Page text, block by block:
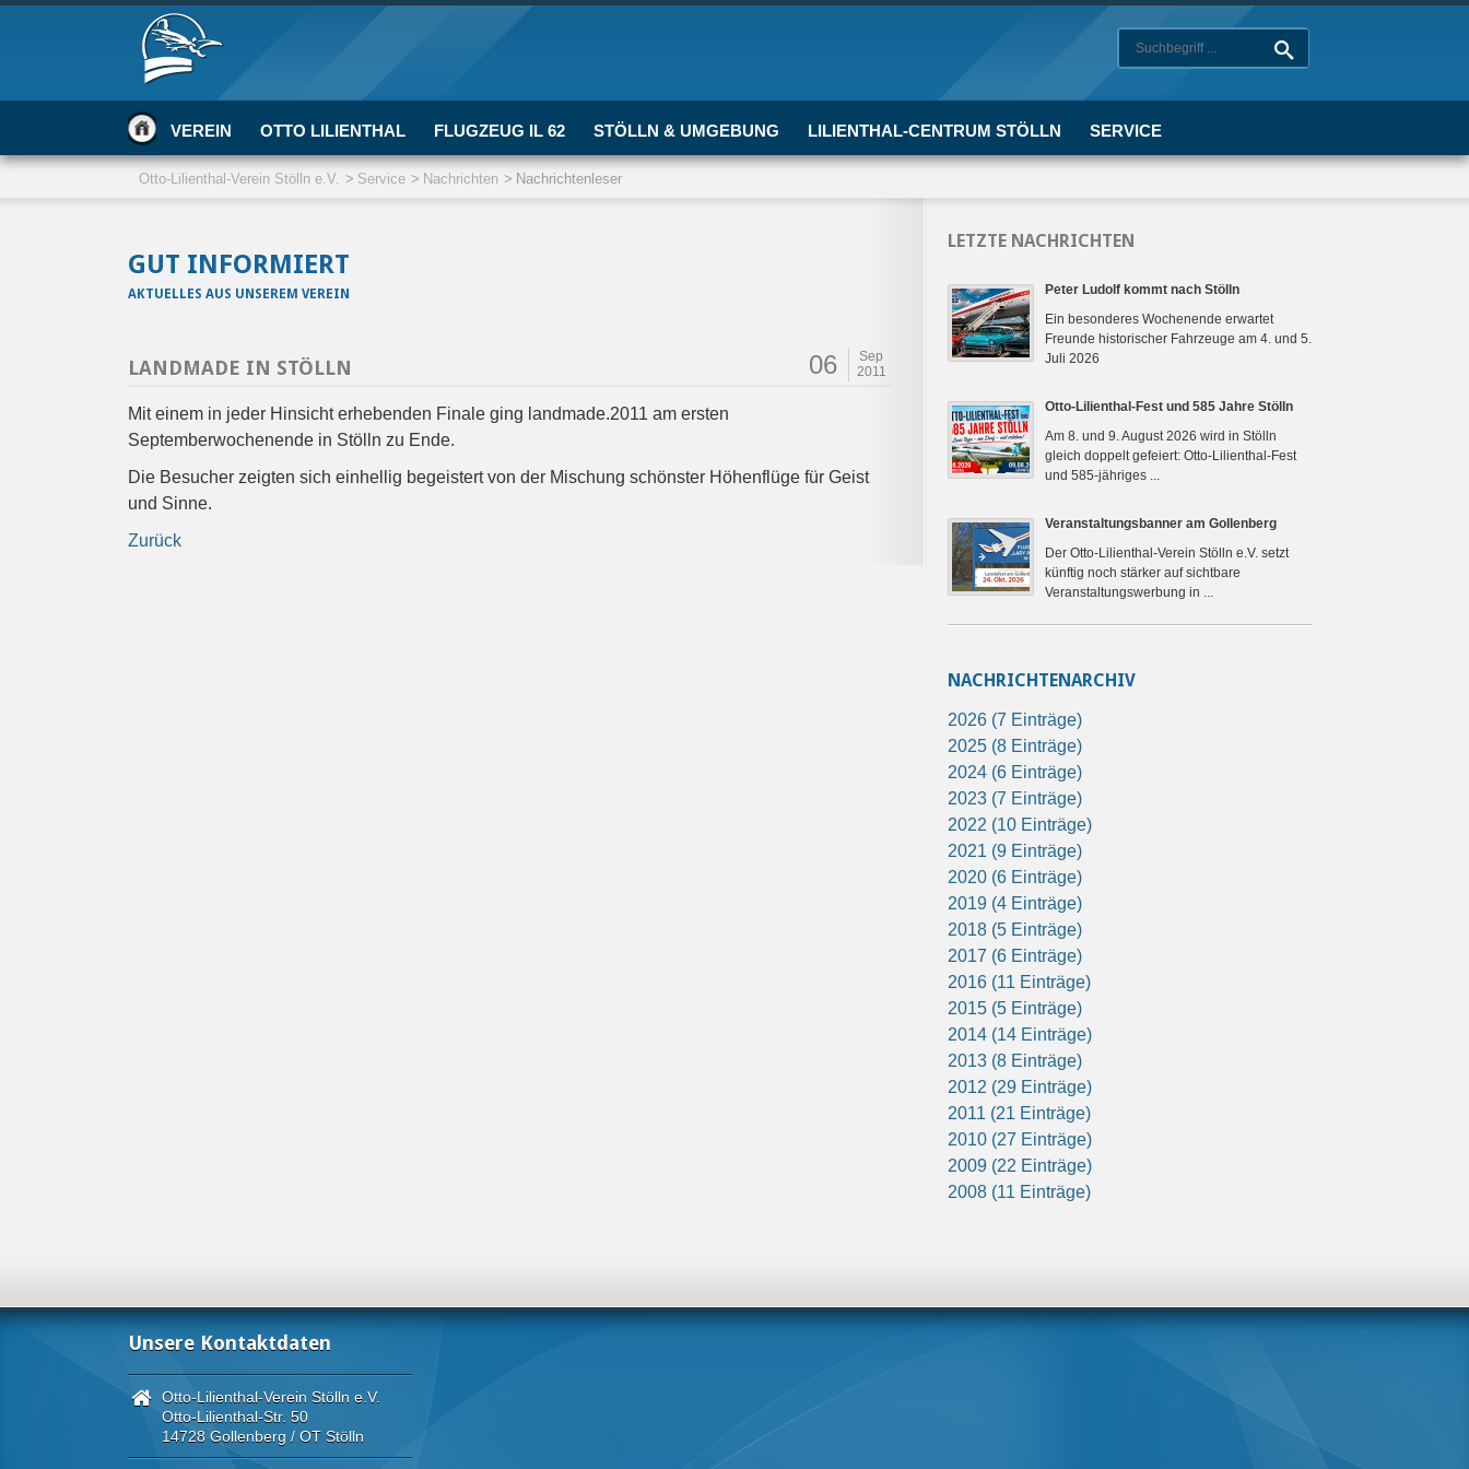
VEREIN OTTO LILIENTHAL FLUGZEUG IL 62 STÖLLN & UMGEBUNG LILIENTHAL-CENTRUM STÖLLN SERVICE
Otto-Lilienthal-Verein Stölln e.V. Service Nachrichten Nachrichtenleser
GUT INFORMIERT
AKTUELLES AUS UNSEREM VEREIN
LANDMADE IN STÖLLN 06
Sep
2011
Mit einem in jeder Hinsicht erhebenden Finale ging landmade.2011 am ersten
Septemberwochenende in Stölln zu Ende.
Die Besucher zeigten sich einhellig begeistert von der Mischung schönster Höhenflüge für Geist
und Sinne.
Zurück
LETZTE NACHRICHTEN
Peter Ludolf kommt nach Stölln
Ein besonderes Wochenende erwartet
Freunde historischer Fahrzeuge am 4. und 5.
Juli 2026
Otto-Lilienthal-Fest und 585 Jahre Stölln
Am 8. und 9. August 2026 wird in Stölln
gleich doppelt gefeiert: Otto-Lilienthal-Fest
und 585-jähriges ...
Veranstaltungsbanner am Gollenberg
Der Otto-Lilienthal-Verein Stölln e.V. setzt
künftig noch stärker auf sichtbare
Veranstaltungswerbung in ...
NACHRICHTENARCHIV
2026 (7 Einträge)
2025 (8 Einträge)
2024 (6 Einträge)
2023 (7 Einträge)
2022 (10 Einträge)
2021 (9 Einträge)
2020 (6 Einträge)
2019 (4 Einträge)
2018 (5 Einträge)
2017 (6 Einträge)
2016 (11 Einträge)
2015 (5 Einträge)
2014 (14 Einträge)
2013 (8 Einträge)
2012 (29 Einträge)
2011 (21 Einträge)
2010 (27 Einträge)
2009 (22 Einträge)
2008 (11 Einträge)
Unsere Kontaktdaten
Otto-Lilienthal-Verein Stölln e.V.
Otto-Lilienthal-Str. 50
14728 Gollenberg / OT Stölln